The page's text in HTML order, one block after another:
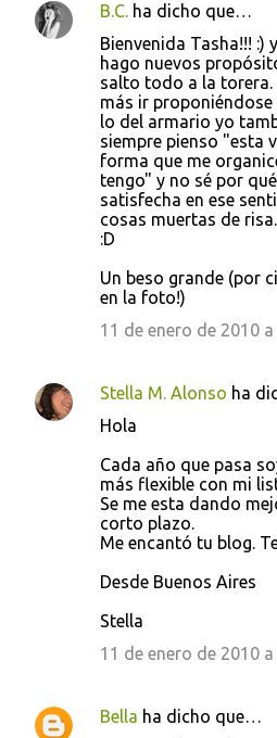
C
B.C. ha dicho que…
Bienvenida Tasha!!! :)
hago nuevos
salto todo a la torera.
más ir proponiéndose
lo del armario yo
siempre pienso "esta
forma que me
tengo" y no sé por
satisfecha en ese
cosas muertas de
:D
Un beso grande (por
en la foto!)
11 de enero de 2010 a
Stella M. Alonso ha
Hola
Cada año que pasa
más flexible con mi
Se me esta dando
corto plazo.
Me encantó tu blog.
Desde Buenos Aires
Stella
11 de enero de 2010
Bella ha dicho que…